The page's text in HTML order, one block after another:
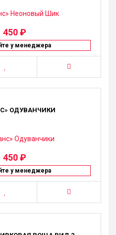
450 ₽
у менеджера
ОДУВАНЧИКИ
450 ₽
у менеджера